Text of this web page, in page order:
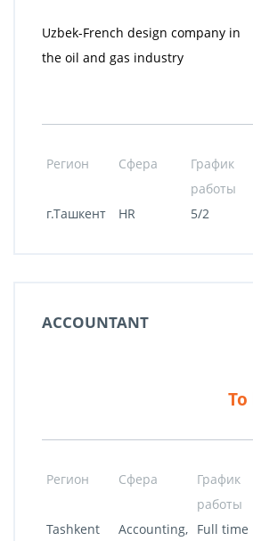
Uzbek-French design company in
the oil and gas industry
Регион Сфера
График
работы
г.Ташкент
HR 5/2
ACCOUNTANT
Регион Сфера
График
работы
Tashkent
Accounting, Full time